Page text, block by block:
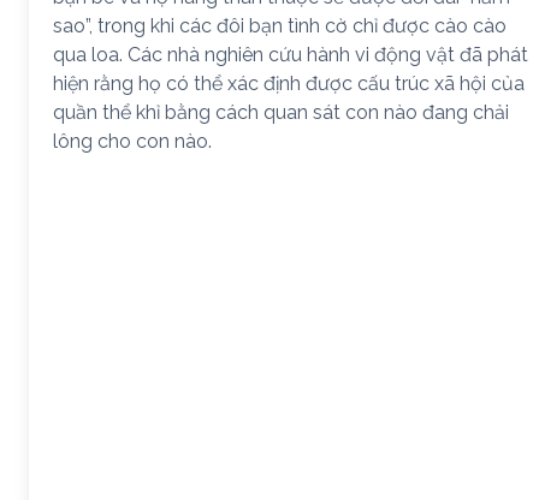
sao”, trong khi các đôi bạn tình cờ chỉ được cào cào
qua loa. Các nhà nghiên cứu hành vi động vật đã phát
hiện rằng họ có thể xác định được cấu trúc xã hội của
quần thể khỉ bằng cách quan sát con nào đang chải
lông cho con nào.